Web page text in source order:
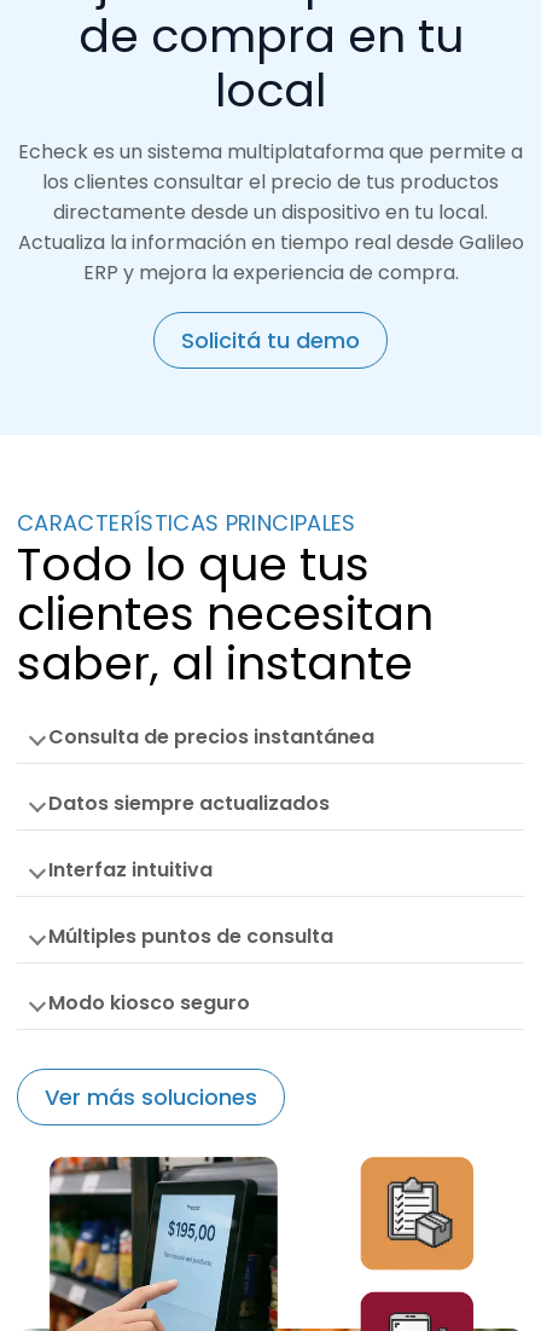
de compra en tu
local
Echeck es un sistema multiplataforma que permite a
los clientes consultar el precio de tus productos
directamente desde un dispositivo en tu local.
Actualiza la información en tiempo real desde Galileo
ERP y mejora la experiencia de compra.
Solicitá tu demo
CARACTERÍSTICAS PRINCIPALES
Todo lo que tus
clientes necesitan
saber, al instante
Consulta de precios instantánea
Datos siempre actualizados
Interfaz intuitiva
Múltiples puntos de consulta
Modo kiosco seguro
Ver más soluciones